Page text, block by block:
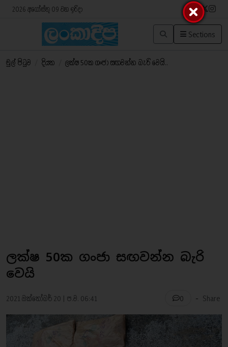
2026 අගෝස්තු 09 වන ඉරිදා
Sections
මුල් පිටුව දියත ලක්ෂ 50ක ගංජා සඟවන්න බැරි වෙයි..
ලක්ෂ 50ක ගංජා සඟවන්න බැරි
වෙයි
2021 ඔක්තෝබර් 20 | ප.ව. 06:41 0 - Share